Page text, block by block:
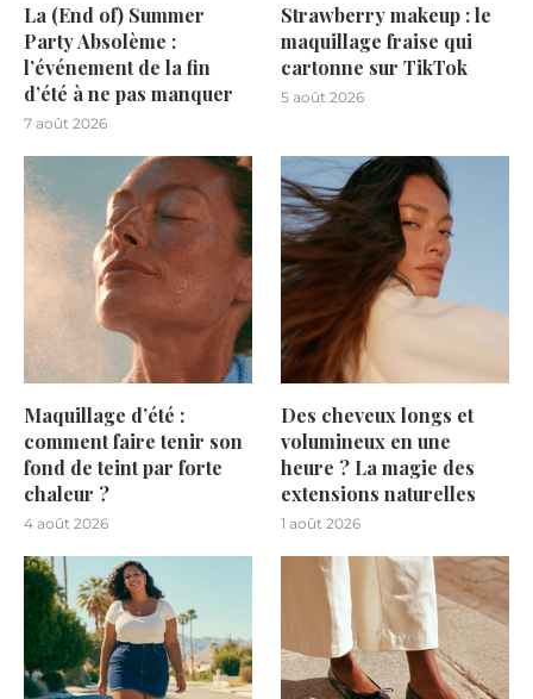
La (End of) Summer
Party Absolème :
l’événement de la fin
d’été à ne pas manquer
7 août 2026
Strawberry makeup : le
maquillage fraise qui
cartonne sur TikTok
5 août 2026
Maquillage d’été :
comment faire tenir son
fond de teint par forte
chaleur ?
4 août 2026
Des cheveux longs et
volumineux en une
heure ? La magie des
extensions naturelles
1 août 2026